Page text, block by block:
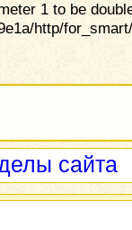
1 to be
http/
сайта